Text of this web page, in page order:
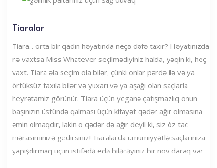
Tiaralar
Tiara... orta bir qadın həyatında neçə dəfə taxır? Həyatınızda
nə vaxtsa Miss Whatever seçilmədiyiniz halda, yəqin ki, heç
vaxt. Tiara əla seçim ola bilər, çünki onlar pərdə ilə və ya
örtüksüz taxıla bilər və yuxarı və ya aşağı olan saçlarla
heyrətamiz görünür. Tiara üçün yeganə çatışmazlıq onun
başınızın üstündə qalması üçün kifayət qədər ağır olmasına
əmin olmaqdır, lakin o qədər də ağır deyil ki, siz öz tac
mərasiminizə gedirsiniz! Tiaralarda ümumiyyətlə saçlarınıza
yapışdırmaq üçün istifadə edə biləcəyiniz bir növ daraq var.